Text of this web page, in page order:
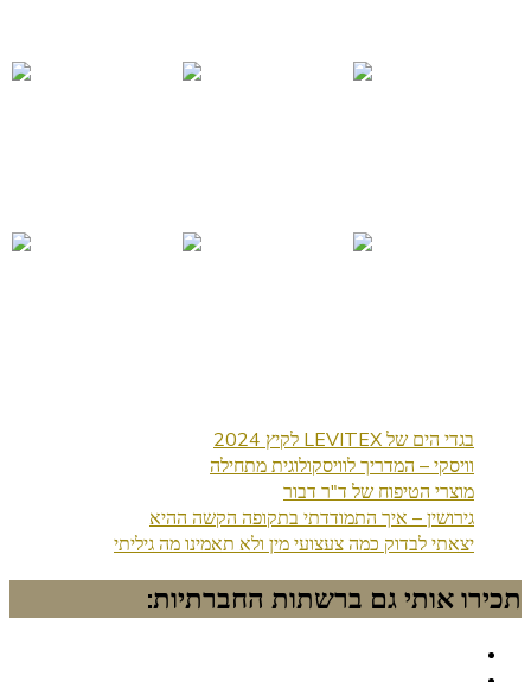
בגדי הים של LEVITEX לקיץ 2024
וויסקי – המדריך לוויסקולוגית מתחילה
מוצרי הטיפוח של ד"ר דבור
גירושין – איך התמודדתי בתקופה הקשה ההיא
יצאתי לבדוק כמה צעצועי מין ולא תאמינו מה גיליתי
תכירו אותי גם ברשתות החברתיות: